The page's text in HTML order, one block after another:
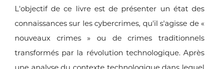
L'objectif de ce livre est de présenter un état des
connaissances sur les cybercrimes, qu'il s'agisse de «
nouveaux crimes » ou de crimes traditionnels
transformés par la révolution technologique. Après